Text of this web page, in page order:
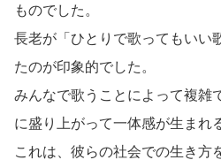
ものでした。
長老が「ひとりで歌ってもいい
たのが印象的でした。
みんなで歌うことによって複雑
に盛り上がって一体感が生まれ
これは、彼らの社会での生き方